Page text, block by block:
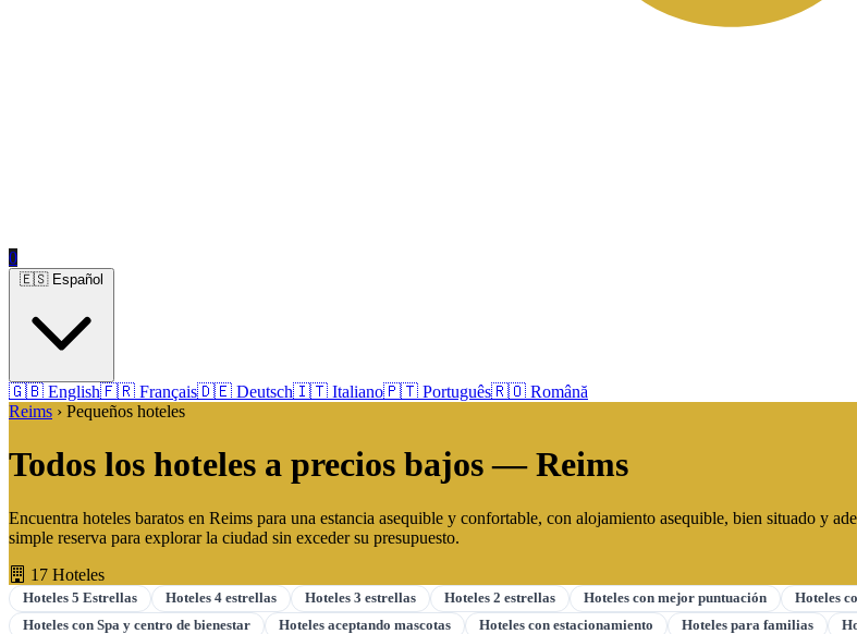
0
🇬🇧 English🇫🇷 Français🇩🇪 Deutsch🇮🇹 Italiano🇵🇹 Português🇷🇴 Română
Reims › Pequeños hoteles
Todos los hoteles a precios bajos — Reims
Encuentra hoteles baratos en Reims para una estancia asequible y confortable, con alojamiento asequible, bien situado y
simple reserva para explorar la ciudad sin exceder su presupuesto.
17 Hoteles
Hoteles 5 Estrellas Hoteles 4 estrellas Hoteles 3 estrellas Hoteles 2 estrellas Hoteles con mejor puntuación Hoteles
Hoteles con Spa y centro de bienestar
Hoteles aceptando mascotas Hoteles con estacionamiento Hoteles para familias